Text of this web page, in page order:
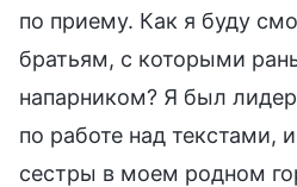
по приему. Как я буду
братьям, с которыми
напарником? Я был
по работе над текстами,
сестры в моем родном